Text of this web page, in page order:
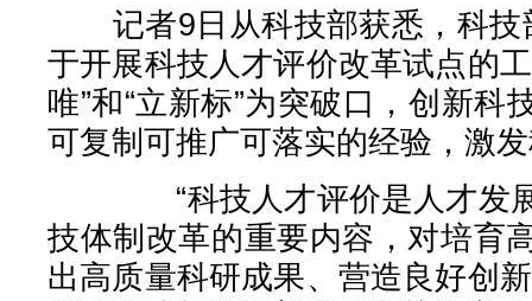
记者9日从科技部获悉，科技
于开展科技人才评价改革试点的
唯”和“立新标”为突破口，创新科
可复制可推广可落实的经验，激
“科技人才评价是人才发展
技体制改革的重要内容，对培育
出高质量科研成果、营造良好创